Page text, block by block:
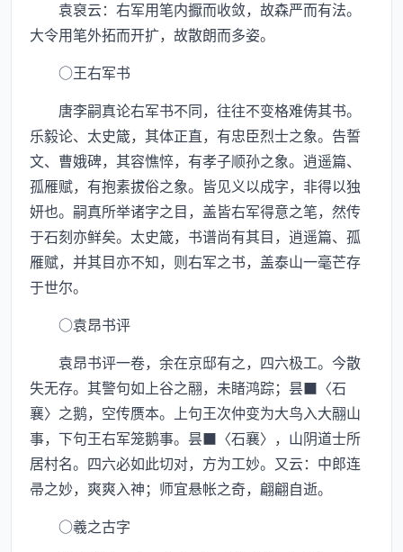
袁裒云：右军用笔内擫而收敛，故森严而有法。
大令用笔外拓而开扩，故散朗而多姿。
○王右军书
唐李嗣真论右军书不同，往往不变格难俦其书。
乐毅论、太史箴，其体正直，有忠臣烈士之象。告誓
文、曹娥碑，其容憔悴，有孝子顺孙之象。逍遥篇、
孤雁赋，有抱素拔俗之象。皆见义以成字，非得以独
妍也。嗣真所举诸字之目，盖皆右军得意之笔，然传
于石刻亦鲜矣。太史箴，书谱尚有其目，逍遥篇、孤
雁赋，并其目亦不知，则右军之书，盖泰山一毫芒存
于世尔。
○袁昂书评
袁昂书评一卷，余在京邸有之，四六极工。今散
失无存。其警句如上谷之翮，未睹鸿踪；昙■〈石
襄〉之鹅，空传赝本。上句王次仲变为大鸟入大翮山
事，下句王右军笼鹅事。昙■〈石襄〉，山阴道士所
居村名。四六必如此切对，方为工妙。又云：中郎连
帚之妙，爽爽入神；师宜悬帐之奇，翩翩自逝。
○羲之古字